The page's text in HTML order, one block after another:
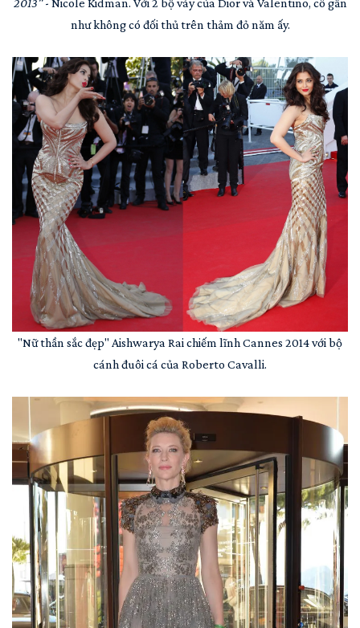
2013"- Nicole Kidman. Với 2 bộ váy của Dior và Valentino, cô gần
như không có đối thủ trên thảm đỏ năm ấy.
"Nữ thần sắc đẹp" Aishwarya Rai chiếm lĩnh Cannes 2014 với bộ
cánh đuôi cá của Roberto Cavalli.